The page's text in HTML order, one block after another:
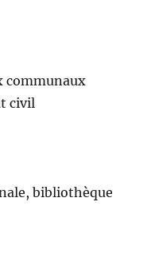
communaux
civil
bibliothèque